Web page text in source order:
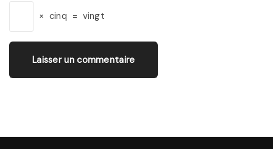
× cinq = vingt